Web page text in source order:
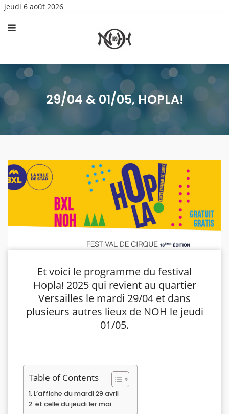
jeudi 6 août 2026
29/04 & 01/05, HOPLA!
Et voici le programme du festival
Hopla! 2025 qui revient au quartier
Versailles le mardi 29/04 et dans
plusieurs autres lieux de NOH le jeudi
01/05.
Table of Contents
L’affiche du mardi 29 avril
et celle du jeudi 1er mai